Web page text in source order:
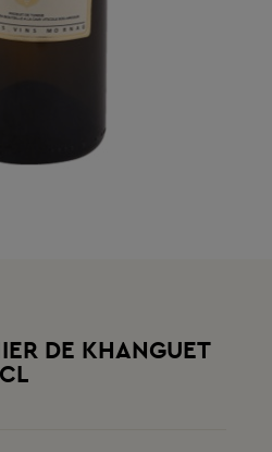
DE KHANGUET